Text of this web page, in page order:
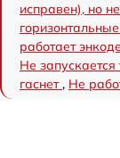
исправен), но
работает
Не
гаснет, Не